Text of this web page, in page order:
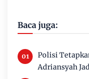
Baca juga:
Polisi
Adriansyah